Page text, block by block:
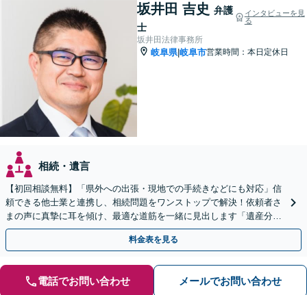
坂井田 吉史 弁護
士
インタビューを見
る
坂井田法律事務所
岐阜県|岐阜市営業時間：本日定休日
相続・遺言
【初回相談無料】「県外への出張・現地での手続きなどにも対応」信
頼できる他士業と連携し、相続問題をワンストップで解決！依頼者さ
まの声に真摯に耳を傾け、最適な道筋を一緒に見出します「遺産分割
／寄与分／成年後見／遺留分／相続放棄／遺言書作成など」
料金表を見る
電話でお問い合わせ メールでお問い合わせ